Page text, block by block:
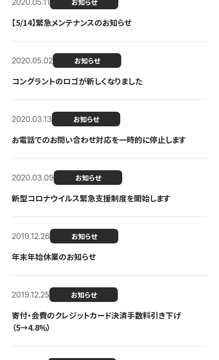
2020.05.11 お知らせ
【5/14】緊急メンテナンスのお知らせ
2020.05.02 お知らせ
コングラントのロゴが新しくなりました
2020.03.13 お知らせ
お電話でのお問い合わせ対応を一時的に停止します
2020.03.09 お知らせ
新型コロナウイルス緊急支援制度を開始します
2019.12.26 お知らせ
年末年始休業のお知らせ
2019.12.25 お知らせ
寄付・会費のクレジットカード決済手数料引き下げ
（5→4.8%）